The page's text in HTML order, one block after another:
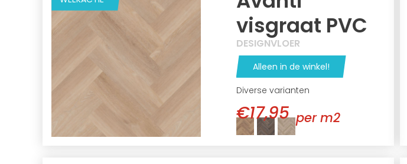
visgraat PVC
DESIGNVLOER
Alleen in de winkel!
Diverse varianten
€17,95 per m2